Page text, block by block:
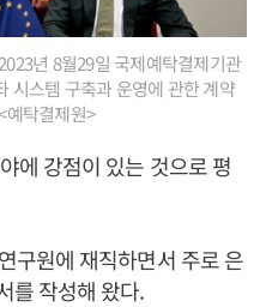
년 8월29일 국제예탁결제기관
시스템 구축과 운영에 관한 계약
예탁결제원>
에 강점이 있는 것으로 평
구원에 재직하면서 주로 은
를 작성해 왔다.